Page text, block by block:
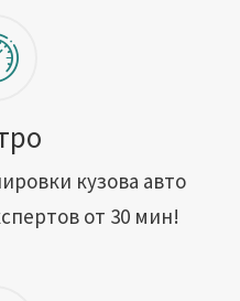
кузова авто
от 30 мин!